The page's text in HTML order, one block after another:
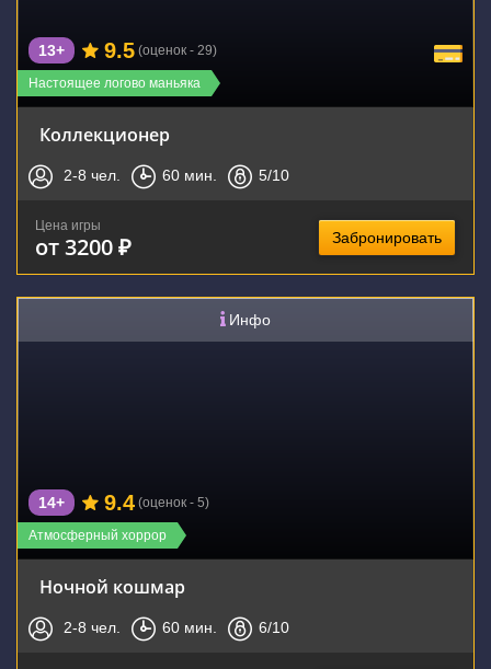
Настоящее логово маньяка
13+ 9.5 (оценок - 29)
Коллекционер
2-8 чел. 60 мин. 5/10
Цена игры
от 3200 ₽ Забронировать
Инфо
Атмосферный хоррор
14+ 9.4 (оценок - 5)
Ночной кошмар
2-8 чел. 60 мин. 6/10